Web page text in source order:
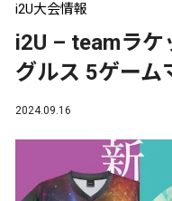
i2U大会情報
i2U – teamラケ
グルス 5ゲーム
2024.09.16